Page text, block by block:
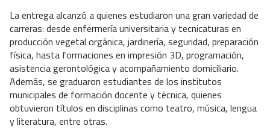
La entrega alcanzó a quienes estudiaron una gran variedad de
carreras: desde enfermería universitaria y tecnicaturas en
producción vegetal orgánica, jardinería, seguridad, preparación
física, hasta formaciones en impresión 3D, programación,
asistencia gerontológica y acompañamiento domiciliario.
Además, se graduaron estudiantes de los institutos
municipales de formación docente y técnica, quienes
obtuvieron títulos en disciplinas como teatro, música, lengua
y literatura, entre otras.